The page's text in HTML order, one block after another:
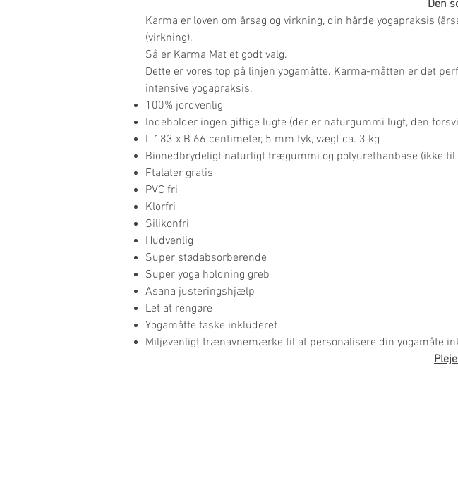
Den
Karma er loven om årsag og virkning, din hårde yogapraksis
(virkning).
Så er Karma Mat et godt valg.
Dette er vores top på linjen yogamåtte. Karma-måtten er det
intensive yogapraksis.
100% jordvenlig
Indeholder ingen giftige lugte (der er naturgummi lugt, den
L 183 x B 66 centimeter, 5 mm tyk, vægt ca. 3 kg
Bionedbrydeligt naturligt trægummi og polyurethanbase (ikke til
Ftalater gratis
PVC fri
Klorfri
Silikonfri
Hudvenlig
Super stødabsorberende
Super yoga holdning greb
Asana justeringshjælp
Let at rengøre
Yogamåtte taske inkluderet
Miljøvenligt trænavnemærke til at personalisere din yogamåte